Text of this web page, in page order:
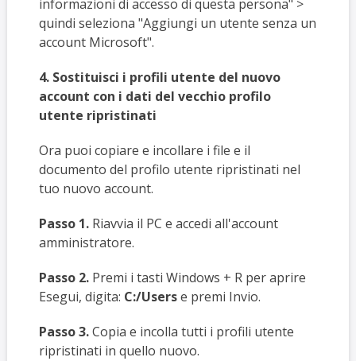
informazioni di accesso di questa persona" >
quindi seleziona "Aggiungi un utente senza un
account Microsoft".
4. Sostituisci i profili utente del nuovo
account con i dati del vecchio profilo
utente ripristinati
Ora puoi copiare e incollare i file e il
documento del profilo utente ripristinati nel
tuo nuovo account.
Passo 1.Riavvia il PC e accedi all'account
amministratore.
Passo 2.Premi i tasti Windows + R per aprire
Esegui, digita: C:/Userse premi Invio.
Passo 3.Copia e incolla tutti i profili utente
ripristinati in quello nuovo.